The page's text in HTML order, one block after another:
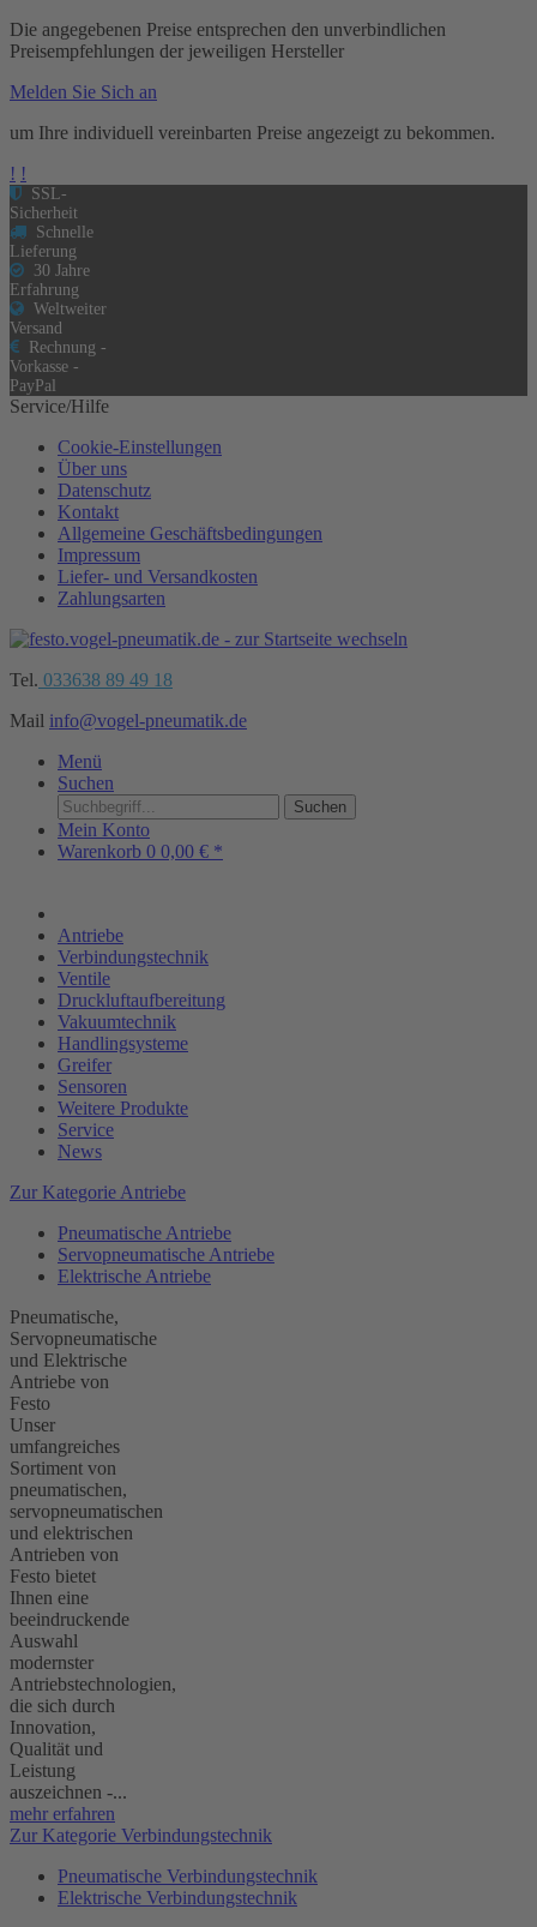
Die angegebenen Preise entsprechen den unverbindlichen
Preisempfehlungen der jeweiligen Hersteller
Melden Sie Sich an
um Ihre individuell vereinbarten Preise angezeigt zu bekommen.
! !
SSL-
Sicherheit
Schnelle
Lieferung
30 Jahre
Erfahrung
Weltweiter
Versand
Rechnung -
Vorkasse -
PayPal
Service/Hilfe
Cookie-Einstellungen
Über uns
Datenschutz
Kontakt
Allgemeine Geschäftsbedingungen
Impressum
Liefer- und Versandkosten
Zahlungsarten
Tel. 033638 89 49 18
Mail info@vogel-pneumatik.de
Menü
Suchen
Suchen
Mein Konto
Warenkorb 0 0,00 € *
Antriebe
Verbindungstechnik
Ventile
Druckluftaufbereitung
Vakuumtechnik
Handlingsysteme
Greifer
Sensoren
Weitere Produkte
Service
News
Zur Kategorie Antriebe
Pneumatische Antriebe
Servopneumatische Antriebe
Elektrische Antriebe
Pneumatische,
Servopneumatische
und Elektrische
Antriebe von
Festo
Unser
umfangreiches
Sortiment von
pneumatischen,
servopneumatischen
und elektrischen
Antrieben von
Festo bietet
Ihnen eine
beeindruckende
Auswahl
modernster
Antriebstechnologien,
die sich durch
Innovation,
Qualität und
Leistung
auszeichnen -...
mehr erfahren
Zur Kategorie Verbindungstechnik
Pneumatische Verbindungstechnik
Elektrische Verbindungstechnik